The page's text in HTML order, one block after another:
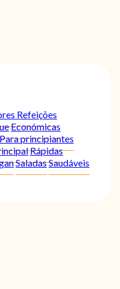
Refeições
Económicas
Para principiantes
Rápidas
SaladasSaudáveis